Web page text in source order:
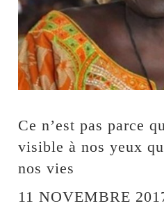
Ce n’est pas parce
visible à nos yeux
nos vies
11 NOVEMBRE